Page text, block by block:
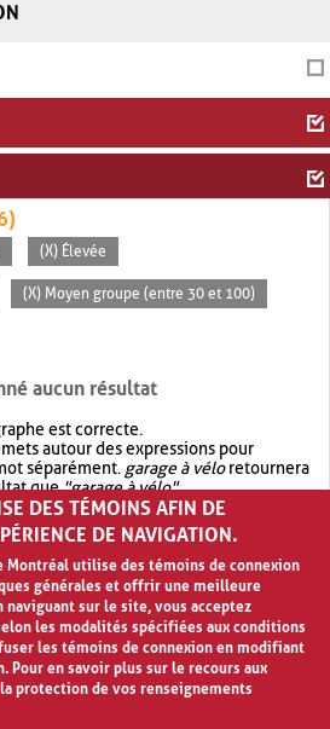
(X) Élevée
(X) Moyen groupe (entre 30 et 100)
aucun résultat
est correcte.
autour des expressions pour
séparément. garage à véloretournera
que"garage à vélo".
recherche avec OR.garage OR vélo
de résultat quegarage à vélo
DES TÉMOINS AFIN DE
DE NAVIGATION.
Montréal utilise des témoins de connexion
générales et offrir une meilleure
naviguant sur le site, vous acceptez
les modalités spécifiées aux conditions
les témoins de connexion en modifiant
Pour en savoir plus sur le recours aux
protection de vos renseignements